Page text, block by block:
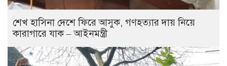
শেখ হাসিনা দেশে ফিরে আসুক, গণহত্যার দায় নিয়ে
কারাগারে যাক – আইনমন্ত্রী